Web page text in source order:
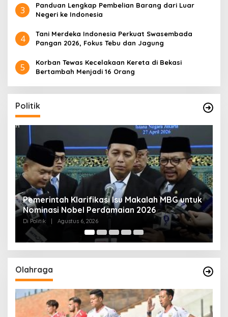
3
Panduan Lengkap Pembelian Barang dari Luar
Negeri ke Indonesia
4
Tani Merdeka Indonesia Perkuat Swasembada
Pangan 2026, Fokus Tebu dan Jagung
5
Korban Tewas Kecelakaan Kereta di Bekasi
Bertambah Menjadi 16 Orang
Politik
Muktamar NU ke-35 di Jombang, Panitia
Siagakan 3 Posko Kesehatan 24 Jam
Di Politik | Agustus 6, 2026
Olahraga